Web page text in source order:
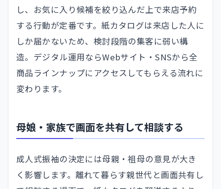
し、お気に入り候補を絞り込んだ上で来店予約
する行動が定番です。紙カタログは来店した人に
しか届かないため、検討段階の集客に弱い構
造。デジタル運用ならWebサイト・SNSから全
商品ラインナップにアクセスしてもらえる流れに
変わります。
母娘・家族で画面を共有して相談する
成人式振袖の決定には母親・祖母の意見が大き
く影響します。離れて暮らす親世代と画面共有し